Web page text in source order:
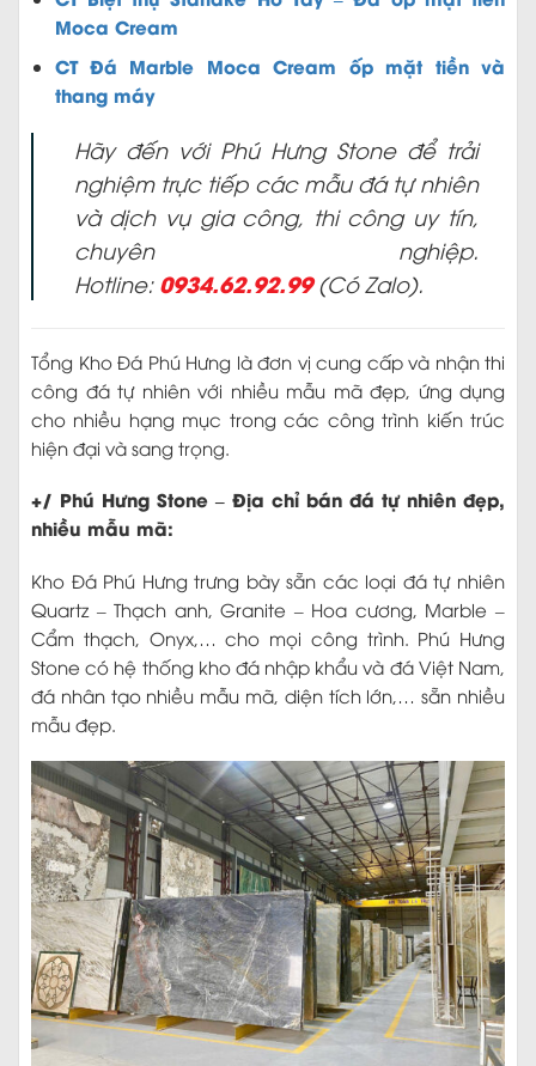
Hãy đến với Phú Hưng Stone để trải
nghiệm trực tiếp các mẫu đá tự nhiên
và dịch vụ gia công, thi công uy tín,
chuyên nghiệp.
Hotline: 0934.62.92.99(Có Zalo).
Tổng Kho Đá Phú Hưng là đơn vị cung cấp và nhận thi
công đá tự nhiên với nhiều mẫu mã đẹp, ứng dụng
hiện đại và sang trọng.
+/ Phú Hưng Stone – Địa chỉ bán đá tự nhiên đẹp,
nhiều mẫu mã:
Quartz – Thạch anh, Granite – Hoa cương, Marble –
Cẩm thạch, Onyx,… cho mọi công trình. Phú Hưng
Stone có hệ thống kho đá nhập khẩu và đá Việt Nam,
đá nhân tạo nhiều mẫu mã, diện tích lớn,… sẵn nhiều
mẫu đẹp.
Hình ảnh chụp thực tế Tổng kho đá Phú Hưng